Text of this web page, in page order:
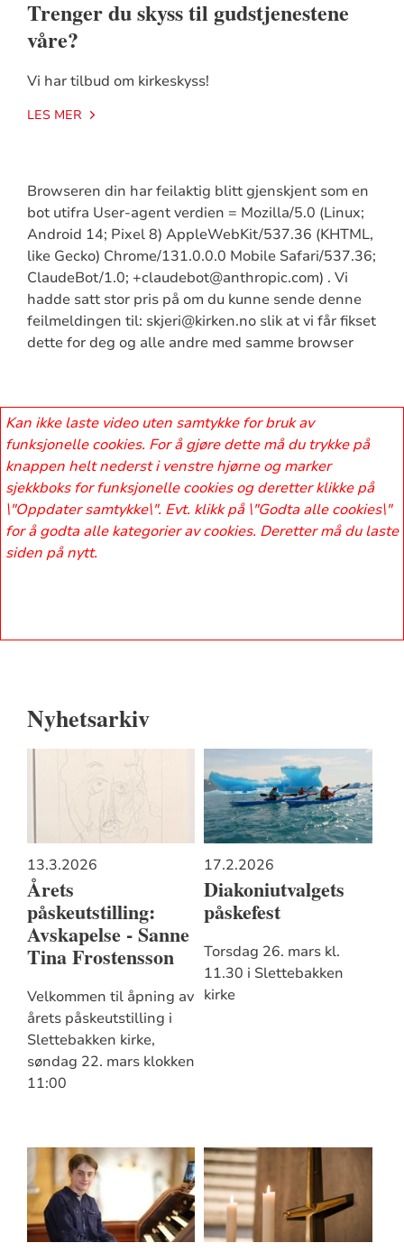
Trenger du skyss til gudstjenestene
våre?
Vi har tilbud om kirkeskyss!
LES MER
Browseren din har feilaktig blitt gjenskjent som en
bot utifra User-agent verdien = Mozilla/5.0 (Linux;
Android 14; Pixel 8) AppleWebKit/537.36 (KHTML,
like Gecko) Chrome/131.0.0.0 Mobile Safari/537.36;
ClaudeBot/1.0; +claudebot@anthropic.com) . Vi
hadde satt stor pris på om du kunne sende denne
feilmeldingen til: skjeri@kirken.no slik at vi får fikset
dette for deg og alle andre med samme browser
Kan ikke laste video uten samtykke for bruk av
funksjonelle cookies. For å gjøre dette må du trykke på
knappen helt nederst i venstre hjørne og marker
sjekkboks for funksjonelle cookies og deretter klikke på
\"Oppdater samtykke\". Evt. klikk på \"Godta alle cookies\"
for å godta alle kategorier av cookies. Deretter må du laste
siden på nytt.
Nyhetsarkiv
13.3.2026
Årets
påskeutstilling:
Avskapelse - Sanne
Tina Frostensson
Velkommen til åpning av
årets påskeutstilling i
Slettebakken kirke,
søndag 22. mars klokken
11:00
17.2.2026
Diakoniutvalgets
påskefest
Torsdag 26. mars kl.
11.30 i Slettebakken
kirke